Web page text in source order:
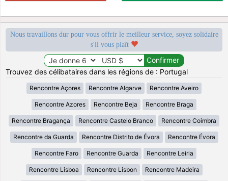
Nous travaillons dur pour vous offrir le meilleur service, soyez solidaire
s'il vous plaît
Trouvez des célibataires dans les régions de : Portugal
Rencontre Açores Rencontre Algarve Rencontre Aveiro
Rencontre Azores Rencontre Beja Rencontre Braga
Rencontre Bragança Rencontre Castelo Branco Rencontre Coimbra
Rencontre da Guarda Rencontre Distrito de Évora Rencontre Évora
Rencontre Faro Rencontre Guarda Rencontre Leiria
Rencontre Lisboa Rencontre Lisbon Rencontre Madeira